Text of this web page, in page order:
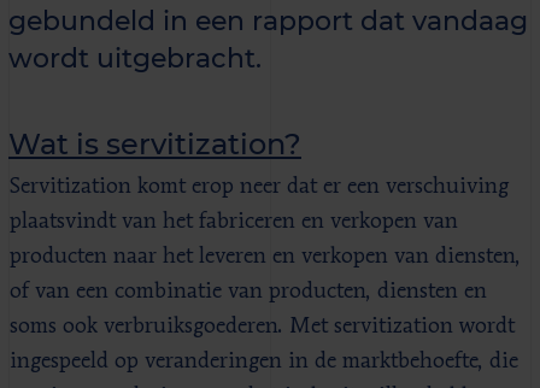
gebundeld in een rapport dat vandaag
wordt uitgebracht.
Wat is servitization?
Servitization komt erop neer dat er een verschuiving
plaatsvindt van het fabriceren en verkopen van
producten naar het leveren en verkopen van diensten,
of van een combinatie van producten, diensten en
soms ook verbruiksgoederen. Met servitization wordt
ingespeeld op veranderingen in de marktbehoefte, die